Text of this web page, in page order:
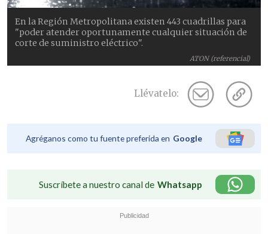
ATON (referencial)
En la Región Metropolitana existen 443 cuadrillas para
"poder atender oportunamente cualquier situación de
corte de suministro eléctrico".
Llévatelo:
Agréganos como tu fuente preferida en Google
Suscríbete a nuestro canal de Whatsapp